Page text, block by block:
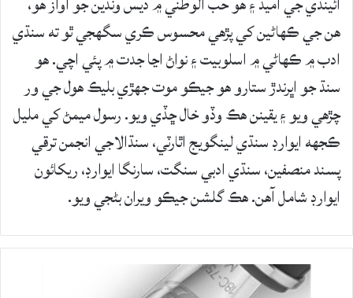
هن جي ڪهاڻين کي پڙهي محسوس ڪري سگهجي ٿو ته سنڌي
ادب ۾ ڪهاڻي ۾ اسلوبيت ۽ نواڻ اڃا جدت ۾ پئي اچي. هو
سنڌ جو اڀرندڙ ستارو هو جيڪو موت جهڙي بليڪ هول جي ور
چڙهي ويو ۽ يقينن هڪ وڏو خال ڇڏي ويو. رسول ميمڻ کي مليل
ڪجهه ايوارڊ سنڌي لينگويج اٿارٽي، سنڌالاجي انجمن ترقي
پسند منصفين، سنڌي ادبي سنگت، سارنگا ايوارڊ، ريکائون
ايوارڊ شامل آهن. هڪ گلشن جيڪو ويران بڻجي ويو.